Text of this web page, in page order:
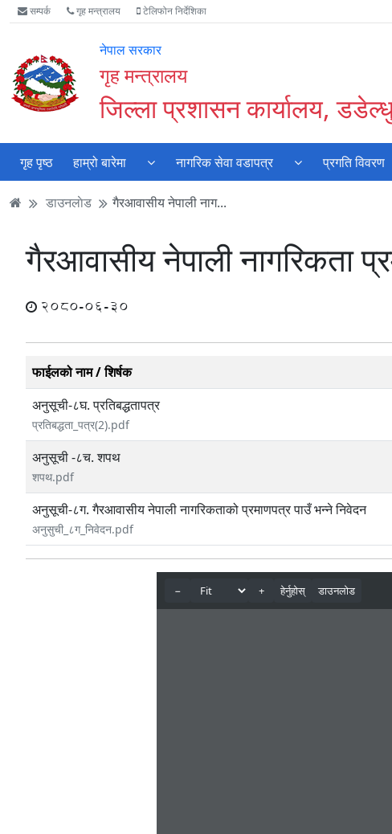
Accessibility
Mode
गर्नुहोस्
मुख्य
सामाग्री
मुख्य
नेभिगेसन
वेबसाइट
खोजमा
सम्पर्क गृह मन्त्रालय टेलिफोन निर्देशिका
नेपाल सरकार
गृह मन्त्रालय
जिल्ला प्रशासन कार्यालय,
गृह पृष्ठ हाम्रो बारेमा नागरिक सेवा वडापत्र प्रगति विवरण
डाउनलाेड गैरआवासीय नेपाली नाग...
गैरआवासीय नेपाली नागरिकता
2080-06-30
फाईलको नाम / शिर्षक
अनुसूची-८घ. प्रतिबद्धतापत्र
प्रतिबद्धता_पत्र(2).pdf
अनुसूची -८च. शपथ
शपथ.pdf
अनुसूची-८ग. गैरआवासीय नेपाली नागरिकताको प्रमाणपत्र पाउँ भन्ने निवेदन
अनुसुची_८ग_निवेदन.pdf